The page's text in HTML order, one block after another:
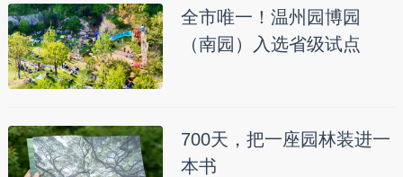
全市唯一！温州园博园
（南园）入选省级试点
700天，把一座园林装进一
本书